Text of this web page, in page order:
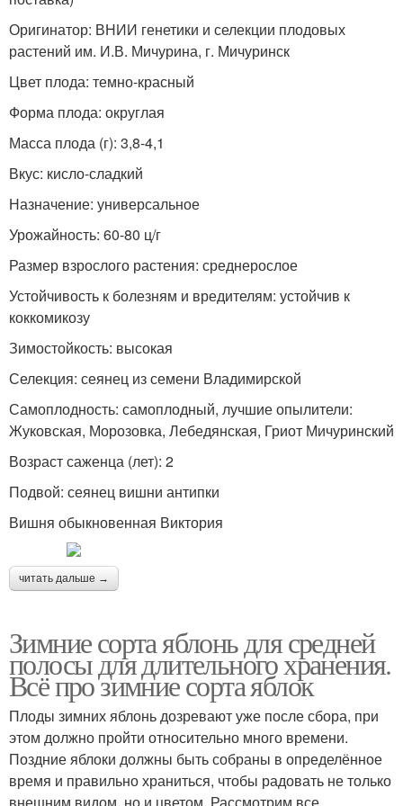
Оригинатор: ВНИИ генетики и селекции плодовых
растений им. И.В. Мичурина, г. Мичуринск
Цвет плода: темно-красный
Форма плода: округлая
Масса плода (г): 3,8-4,1
Вкус: кисло-сладкий
Назначение: универсальное
Урожайность: 60-80 ц/г
Размер взрослого растения: среднерослое
Устойчивость к болезням и вредителям: устойчив к
коккомикозу
Зимостойкость: высокая
Селекция: сеянец из семени Владимирской
Самоплодность: самоплодный, лучшие опылители:
Жуковская, Морозовка, Лебедянская, Гриот Мичуринский
Возраст саженца (лет): 2
Подвой: сеянец вишни антипки
Вишня обыкновенная Виктория
читать дальше →
Зимние сорта яблонь для средней
полосы для длительного хранения.
Всё про зимние сорта яблок
Плоды зимних яблонь дозревают уже после сбора, при
этом должно пройти относительно много времени.
Поздние яблоки должны быть собраны в определённое
время и правильно храниться, чтобы радовать не только
внешним видом, но и цветом. Рассмотрим все